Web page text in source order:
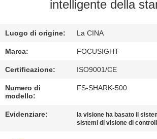
CONTROLLO
QUALITÀ
CONTATTICI
NOTIZIE
intelligente della
Luogo di origine: La CINA
Marca: FOCUSIGHT
Certificazione: ISO9001/CE
Numero di
modello:
FS-SHARK-500
Evidenziare: la visione ha basato il
sistemi di visione di